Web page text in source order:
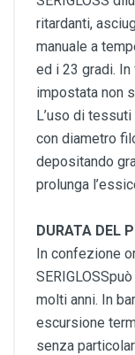
ritardanti,
manuale a
ed i 23 gradi.
impostata non
L’uso di
con diametro
depositando
prolunga
DURATA DEL
In confezione
molti anni. In
escursione
senza